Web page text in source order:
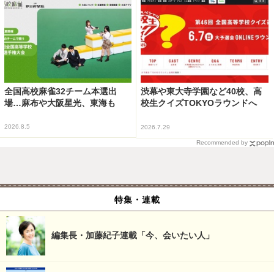
全国高校麻雀32チーム本選出
場…麻布や大阪星光、東海も
2026.8.5
渋幕や東大寺学園など40校、高
校生クイズTOKYOラウンドへ
2026.7.29
Recommended by
特集・連載
編集長・加藤紀子連載「今、会いたい人」